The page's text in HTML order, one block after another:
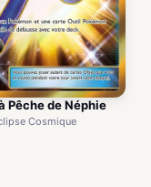
Pêche de Néphie
Cosmique